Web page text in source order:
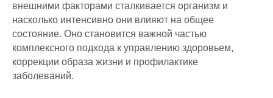
внешними факторами сталкивается организм и
насколько интенсивно они влияют на общее
состояние. Оно становится важной частью
комплексного подхода к управлению здоровьем,
коррекции образа жизни и профилактике
заболеваний.